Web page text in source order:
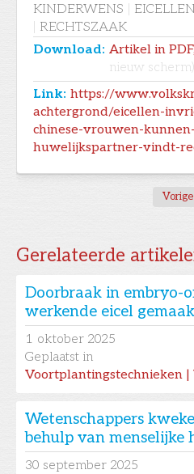
KINDERWENS
RECHTSZAAK
Download: Artikel in
nieuw scherm)
Link: https://
achtergrond/eicellen-
chinese-vrouwen-
huwelijkspartner-vindt-
Gerelateerde
Doorbraak in embryo-
werkende eicel
1 oktober 2025
Geplaatst in
Voortplantingstechnieken |
Wetenschappers
behulp van menselijke
30 september 2025